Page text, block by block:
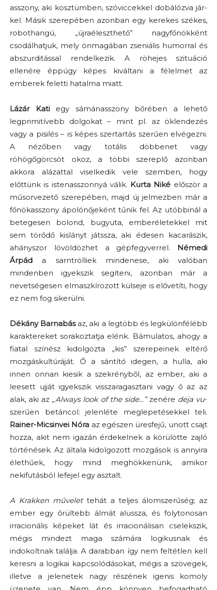
asszony, aki kosztümben, szóviccekkel dobálózva jár-
kel. Másik szerepében azonban egy kerekes székes,
robothangú, „újraéleszthető” nagyfőnökként
csodálhatjuk, mely önmagában zseniális humorral és
abszurditással rendelkezik. A röhejes szituáció
ellenére éppúgy képes kiváltani a félelmet az
emberek feletti hatalma miatt.
Lázár Katiegy sámánasszony bőrében a lehető
legprimitívebb dolgokat – mint pl. az öklendezés
vagy a pisilés – is képes szertartás szerűen elvégezni.
A nézőben vagy totális döbbenet vagy
röhögőgörcsöt okoz, a többi szereplő azonban
akkora alázattal viselkedik vele szemben, hogy
előttünk is istenasszonnyá válik. Kurta Niké először a
műsorvezető szerepében, majd új jelmezben már a
főnökasszony ápolónőjeként tűnik fel. Az utóbbinál a
betegesen bolond, bugyuta, emberéletekkel mit
sem törődő kislányt játssza, aki édesen kacarászik,
ahányszor lövöldözhet a gépfegyverrel. Némedi
Árpád a sarntrölliek mindenese, aki valóban
mindenben igyekszik segíteni, azonban már a
nevetségesen elmaszkírozott külseje is elővetíti, hogy
ez nem fog sikerülni.
Dékány Barnabásaz, aki a legtöbb és legkülönfélébb
karaktereket sorakoztatja elénk. Bámulatos, ahogy a
fiatal színész kidolgozta „kis” szerepeinek eltérő
mozgáskultúráját. Ő a sántító idegen, a hulla, aki
innen onnan kiesik a szekrényből, az ember, aki a
leesett ujját igyekszik visszaragasztani vagy ő az az
alak, aki az „Always look of the side…”zenére deja vu-
szerűen betáncol: jelenléte meglepetésekkel teli.
Rainer-Micsinvei Nóra az egészen üresfejű, unott csajt
hozza, akit nem igazán érdekelnek a körülötte zajló
történések. Az általa kidolgozott mozgások is annyira
élethűek, hogy mind meghökkenünk, amikor
nekifutásból lefejel egy asztalt.
A Krakken művelettehát a teljes álomszerűség; az
ember egy őrültebb álmát alussza, és folytonosan
irracionális képeket lát és irracionálisan cselekszik,
mégis mindezt maga számára logikusnak és
indokoltnak találja. A darabban így nem feltétlen kell
keresni a logikai kapcsolódásokat, mégis a szövegek,
illetve a jelenetek nagy részének igenis komoly